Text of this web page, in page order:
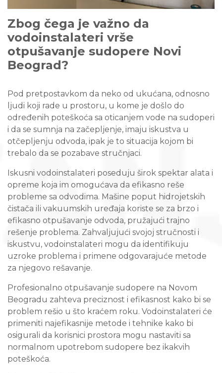
Zbog čega je važno da
vodoinstalateri vrše
otpušavanje sudopere Novi
Beograd?
Pod pretpostavkom da neko od ukućana, odnosno
ljudi koji rade u prostoru, u kome je došlo do
određenih poteškoća sa oticanjem vode na sudoperi
i da se sumnja na začepljenje, imaju iskustva u
otčepljenju odvoda, ipak je to situacija kojom bi
trebalo da se pozabave stručnjaci.
Iskusni vodoinstalateri poseduju širok spektar alata i
opreme koja im omogućava da efikasno reše
probleme sa odvodima. Mašine poput hidrojetskih
čistača ili vakuumskih uređaja koriste se za brzo i
efikasno otpušavanje odvoda, pružajući trajno
rešenje problema. Zahvaljujući svojoj stručnosti i
iskustvu, vodoinstalateri mogu da identifikuju
uzroke problema i primene odgovarajuće metode
za njegovo rešavanje.
Profesionalno otpušavanje sudopere na Novom
Beogradu zahteva preciznost i efikasnost kako bi se
problem rešio u što kraćem roku. Vodoinstalateri će
primeniti najefikasnije metode i tehnike kako bi
osigurali da korisnici prostora mogu nastaviti sa
normalnom upotrebom sudopere bez ikakvih
poteškoća.